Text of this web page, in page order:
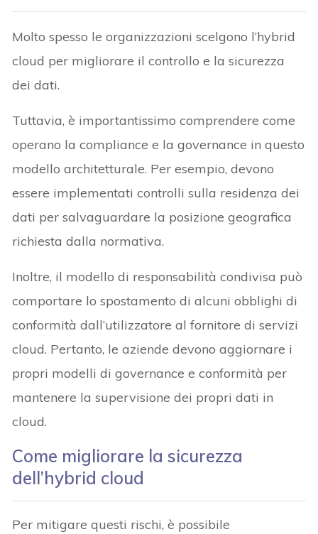
Molto spesso le organizzazioni scelgono l’hybrid
cloud per migliorare il controllo e la sicurezza
dei dati.
Tuttavia, è importantissimo comprendere come
operano la compliance e la governance in questo
modello architetturale. Per esempio, devono
essere implementati controlli sulla residenza dei
dati per salvaguardare la posizione geografica
richiesta dalla normativa.
Inoltre, il modello di responsabilità condivisa può
comportare lo spostamento di alcuni obblighi di
conformità dall’utilizzatore al fornitore di servizi
cloud. Pertanto, le aziende devono aggiornare i
propri modelli di governance e conformità per
mantenere la supervisione dei propri dati in
cloud.
Come migliorare la sicurezza
dell’hybrid cloud
Per mitigare questi rischi, è possibile